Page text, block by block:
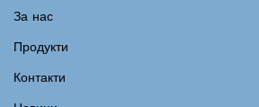
За нас
Продукти
Контакти